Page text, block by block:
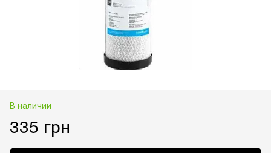
В наличии
335 грн